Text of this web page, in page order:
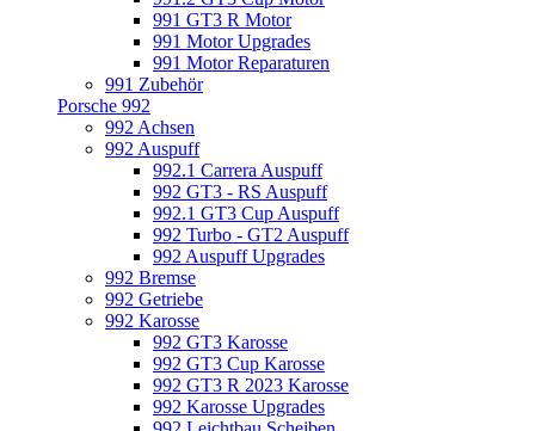
991 GT3 R Motor
991 Motor Upgrades
991 Motor Reparaturen
991 Zubehör
Porsche 992
992 Achsen
992 Auspuff
992.1 Carrera Auspuff
992 GT3 - RS Auspuff
992.1 GT3 Cup Auspuff
992 Turbo - GT2 Auspuff
992 Auspuff Upgrades
992 Bremse
992 Getriebe
992 Karosse
992 GT3 Karosse
992 GT3 Cup Karosse
992 GT3 R 2023 Karosse
992 Karosse Upgrades